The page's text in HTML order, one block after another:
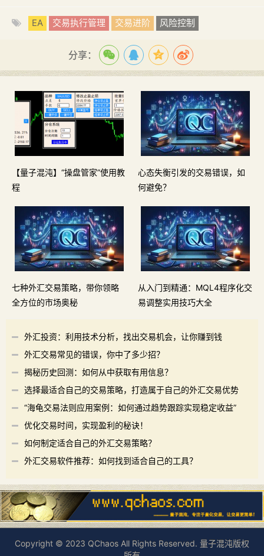
EA 交易执行管理 交易进阶 风险控制
分享：
【量子混沌】“操盘管家”使用教
程
心态失衡引发的交易错误，如
何避免？
七种外汇交易策略，带你领略
全方位的市场奥秘
从入门到精通：MQL4程序化交
易调整实用技巧大全
外汇投资：利用技术分析，找出交易机会，让你赚到钱
外汇交易常见的错误，你中了多少招？
揭秘历史回测：如何从中获取有用信息？
选择最适合自己的交易策略，打造属于自己的外汇交易优势
“海龟交易法则应用案例：如何通过趋势跟踪实现稳定收益”
优化交易时间，实现盈利的秘诀！
如何制定适合自己的外汇交易策略？
外汇交易软件推荐：如何找到适合自己的工具？
Copyright © 2023 QChaos All Rights Reserved. 量子混沌版权